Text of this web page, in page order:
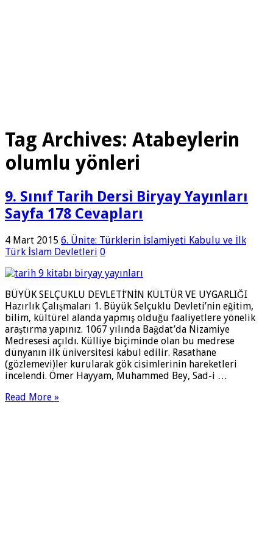
Tag Archives: Atabeylerin
olumlu yönleri
9. Sınıf Tarih Dersi Biryay Yayınları
Sayfa 178 Cevapları
4 Mart 2015 6. Ünite: Türklerin İslamiyeti Kabulu ve İlk
Türk İslam Devletleri 0
BÜYÜK SELÇUKLU DEVLETİ’NİN KÜLTÜR VE UYGARLIĞI
Hazırlık Çalışmaları 1. Büyük Selçuklu Devleti’nin eğitim,
bilim, kültürel alanda yapmış olduğu faaliyetlere yönelik
araştırma yapınız. 1067 yılında Bağdat’da Nizamiye
Medresesi açıldı. Külliye biçiminde olan bu medrese
dünyanın ilk üniversitesi kabul edilir. Rasathane
(gözlemevi)ler kurularak gök cisimlerinin hareketleri
incelendi. Ömer Hayyam, Muhammed Bey, Sad-i …
Read More »